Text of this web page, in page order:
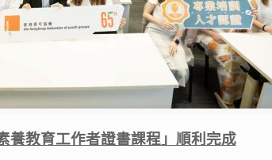
養教育工作者證書課程」順利完成